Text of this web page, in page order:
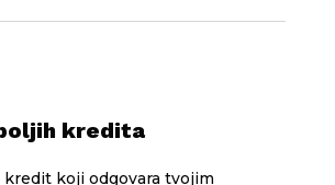
kredita
kredit koji odgovara tvojim